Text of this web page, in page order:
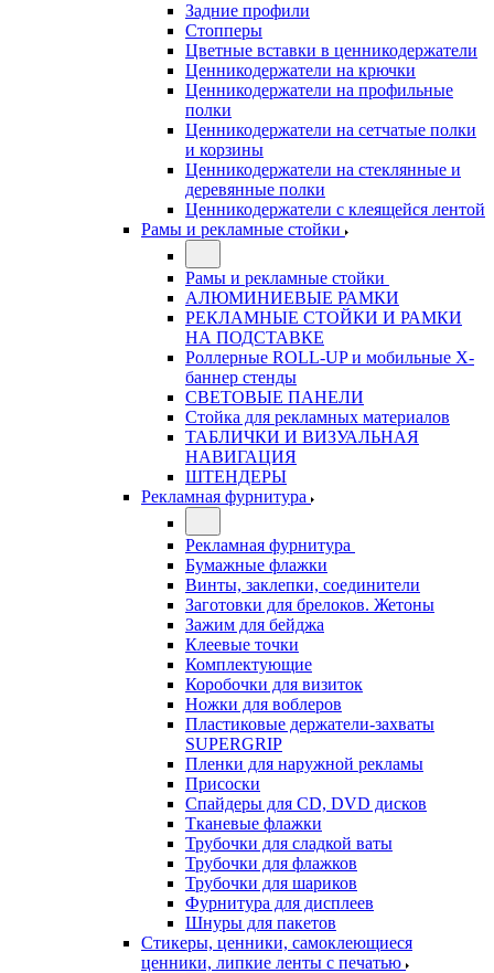
Задние профили
Стопперы
Цветные вставки в ценникодержатели
Ценникодержатели на крючки
Ценникодержатели на профильные
полки
Ценникодержатели на сетчатые полки
и корзины
Ценникодержатели на стеклянные и
деревянные полки
Ценникодержатели с клеящейся лентой
Рамы и рекламные стойки
Рамы и рекламные стойки
АЛЮМИНИЕВЫЕ РАМКИ
РЕКЛАМНЫЕ СТОЙКИ И РАМКИ
НА ПОДСТАВКЕ
Роллерные ROLL-UP и мобильные X-
баннер стенды
СВЕТОВЫЕ ПАНЕЛИ
Стойка для рекламных материалов
ТАБЛИЧКИ И ВИЗУАЛЬНАЯ
НАВИГАЦИЯ
ШТЕНДЕРЫ
Рекламная фурнитура
Рекламная фурнитура
Бумажные флажки
Винты, заклепки, соединители
Заготовки для брелоков. Жетоны
Зажим для бейджа
Клеевые точки
Комплектующие
Коробочки для визиток
Ножки для воблеров
Пластиковые держатели-захваты
SUPERGRIP
Пленки для наружной рекламы
Присоски
Спайдеры для CD, DVD дисков
Тканевые флажки
Трубочки для сладкой ваты
Трубочки для флажков
Трубочки для шариков
Фурнитура для дисплеев
Шнуры для пакетов
Стикеры, ценники, самоклеющиеся
ценники, липкие ленты с печатью